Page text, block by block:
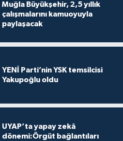
Muğla Büyükşehir, 2,5 yıllık
çalışmalarını kamuoyuyla
paylaşacak
YENİ Parti’nin YSK temsilcisi
Yakupoğlu oldu
UYAP’ta yapay zekâ
dönemi:Örgüt bağlantıları